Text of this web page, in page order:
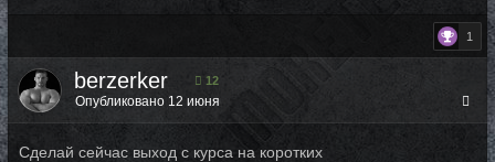
1
berzerker 12
Опубликовано 12 июня
Сделай сейчас выход с курса на коротких